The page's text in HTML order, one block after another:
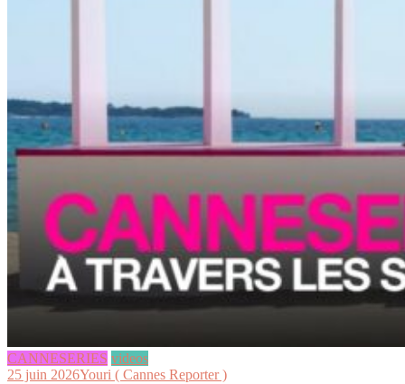
CANNESERIES videos
25 juin 2026Youri ( Cannes Reporter )